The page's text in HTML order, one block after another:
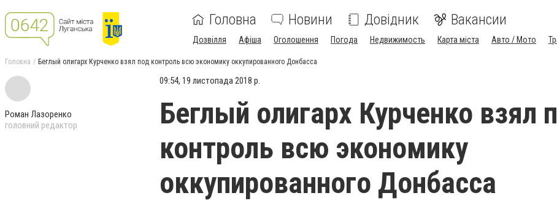
Головна Новини Довідник Вакансии
Дозвілля Афіша Оголошення Погода Недвижимость Карта міста Авто / Мото
Головна Беглый олигарх Курченко взял под контроль всю экономику оккупированного Донбасса
Роман Лазоренко
головний редактор
09:54, 19 листопада 2018 р.
Беглый олигарх Курченко взял
контроль всю экономику
оккупированного Донбасса